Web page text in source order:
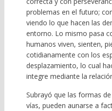
problemas en el futuro;
viendo lo que hacen las
entorno. Lo mismo pasa
humanos viven, sienten,
cotidianamente con los
desplazamiento, lo cual
integre mediante la
Subrayó que las formas
vías, pueden aunarse a